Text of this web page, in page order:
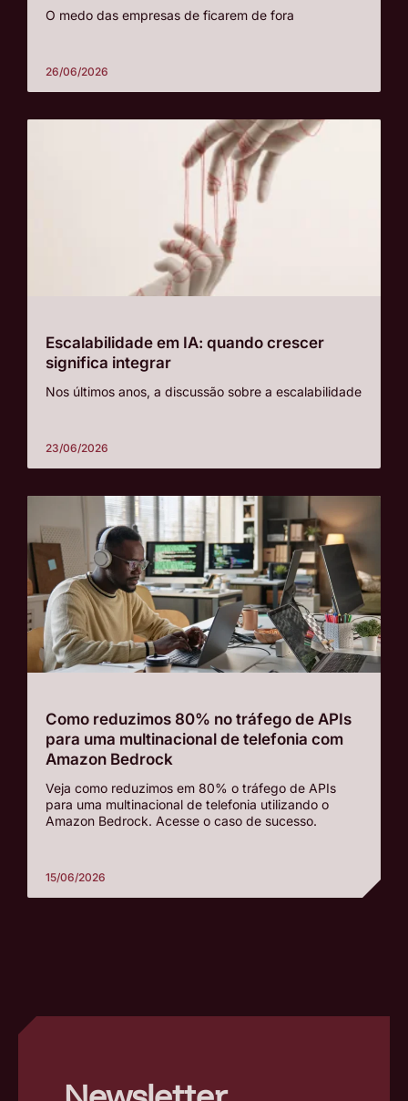
O medo das empresas de ficarem de fora
26/06/2026
Escalabilidade em IA: quando crescer
significa integrar
Nos últimos anos, a discussão sobre a escalabilidade
23/06/2026
Como reduzimos 80% no tráfego de APIs
para uma multinacional de telefonia com
Amazon Bedrock
Veja como reduzimos em 80% o tráfego de APIs
para uma multinacional de telefonia utilizando o
Amazon Bedrock. Acesse o caso de sucesso.
15/06/2026